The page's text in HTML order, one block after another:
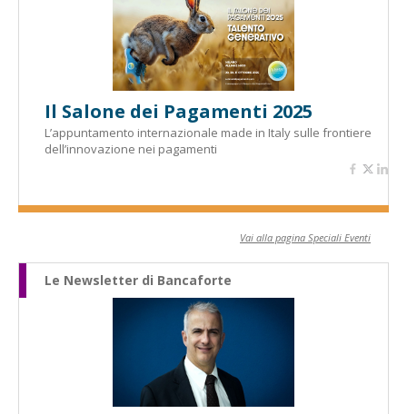
Il Salone dei Pagamenti 2025
L’appuntamento internazionale made in Italy sulle frontiere
dell’innovazione nei pagamenti
Vai alla pagina Speciali Eventi
Le Newsletter di Bancaforte